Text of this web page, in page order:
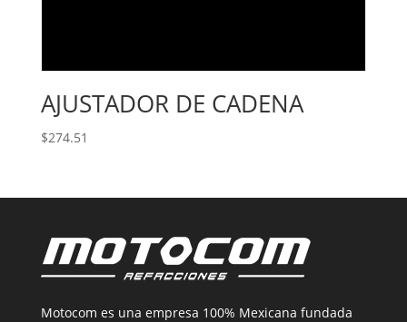
AJUSTADOR DE CADENA
$274.51
Motocom es una empresa 100% Mexicana fundada